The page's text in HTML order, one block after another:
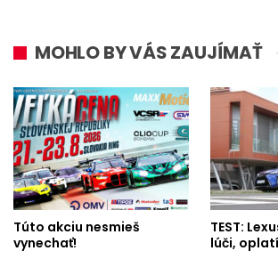
MOHLO BY VÁS ZAUJÍMAŤ
Túto akciu nesmieš
vynechať!
TEST:
lúči,